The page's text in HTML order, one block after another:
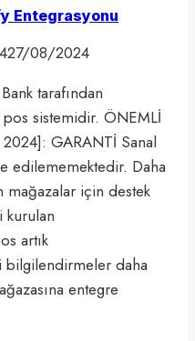
Entegrasyonu
27/08/2024
tarafından
sistemidir. ÖNEMLİ
GARANTİ Sanal
edilememektedir. Daha
mağazalar için destek
kurulan
artık
bilgilendirmeler daha
entegre